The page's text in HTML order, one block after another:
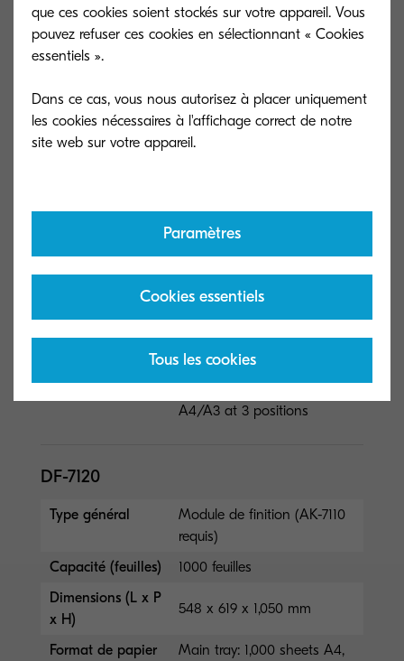
Dimensions (L x P
x H)
Format de papier
20 sheets (80 pages, 60-
90g/m²) Non-staple f...
Lire moins
DF-7100
Type général
Module de finition interne
x H)
Format de papier
52–300 g/m²; A6R–SRA3;
A4/A3 at 3 positions
DF-7120
Type général
Module de finition (AK-7110
requis)
Capacité (feuilles)
1000 feuilles
Dimensions (L x P
x H)
548 x 619 x 1,050 mm
Format de papier
Main tray: 1,000 sheets A4,
que ces cookies soient stockés sur votre appareil. Vous
pouvez refuser ces cookies en sélectionnant « Cookies
essentiels ».
Dans ce cas, vous nous autorisez à placer uniquement
les cookies nécessaires à l'affichage correct de notre
Paramètres
Cookies essentiels
Tous les cookies